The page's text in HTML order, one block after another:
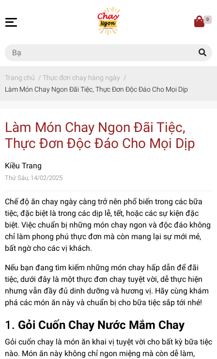
0
Trang chủ / Thực đơn chay hàng ngày /
Làm Món Chay Ngon Đãi Tiệc, Thực Đơn Độc Đáo Cho Mọi Dịp
Làm Món Chay Ngon Đãi Tiệc,
Thực Đơn Độc Đáo Cho Mọi Dịp
Kiều Trang
Thứ Sáu, 14/02/2025
Chế độ ăn chay ngày càng trở nên phổ biến trong các bữa
tiệc, đặc biệt là trong các dịp lễ, tết, hoặc các sự kiện đặc
biệt. Việc chuẩn bị những món chay ngon và độc đáo không
chỉ làm phong phú thực đơn mà còn mang lại sự mới mẻ,
bất ngờ cho các vị khách.
Nếu bạn đang tìm kiếm những món chay hấp dẫn để đãi
tiệc, dưới đây là một thực đơn chay tuyệt vời, dễ thực hiện
nhưng vẫn đầy đủ dinh dưỡng và hương vị. Hãy cùng khám
phá các món ăn này và chuẩn bị cho bữa tiệc sắp tới nhé!
1. Gỏi Cuốn Chay Nước Mắm Chay
Gỏi cuốn chay là món ăn khai vị tuyệt vời cho bất kỳ bữa tiệc
nào. Món ăn này không chỉ ngon miệng mà còn dễ làm,